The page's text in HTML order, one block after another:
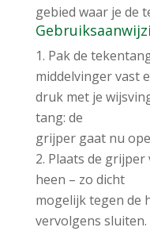
gebied waar je de
Pak de
middelvinger vast
druk met je
tang: de
grijper gaat nu
Plaats de
heen – zo dicht
mogelijk tegen de
vervolgens sluiten.